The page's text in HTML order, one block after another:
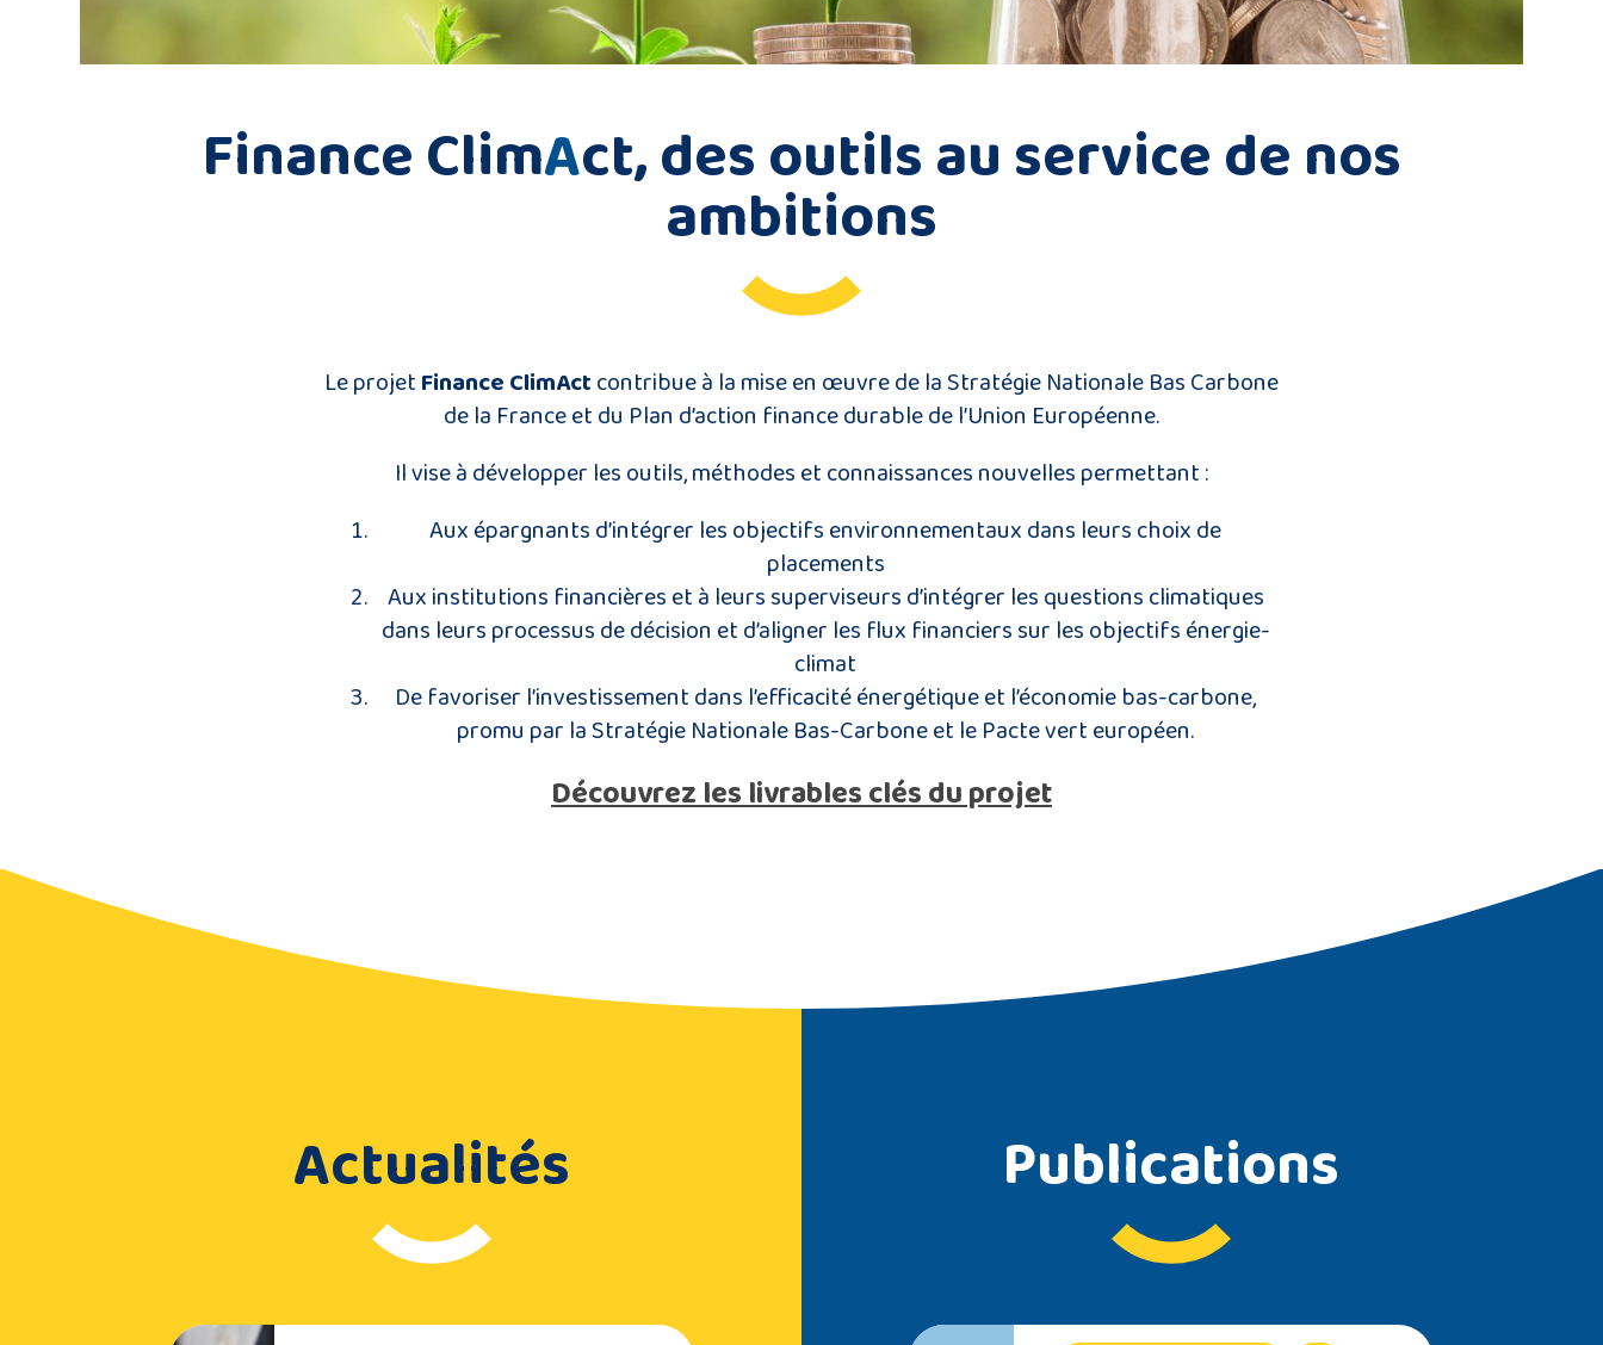
Finance ClimAct, des outils au service de nos
ambitions
Le projet Finance ClimAct contribue à la mise en œuvre de la Stratégie Nationale Bas Carbone
de la France et du Plan d’action finance durable de l’Union Européenne.
Il vise à développer les outils, méthodes et connaissances nouvelles permettant :
Aux épargnants d’intégrer les objectifs environnementaux dans leurs choix de
placements
Aux institutions financières et à leurs superviseurs d’intégrer les questions climatiques
dans leurs processus de décision et d’aligner les flux financiers sur les objectifs énergie-
climat
De favoriser l’investissement dans l’efficacité énergétique et l’économie bas-carbone,
promu par la Stratégie Nationale Bas-Carbone et le Pacte vert européen.
Découvrez les livrables clés du projet
Actualités Publications